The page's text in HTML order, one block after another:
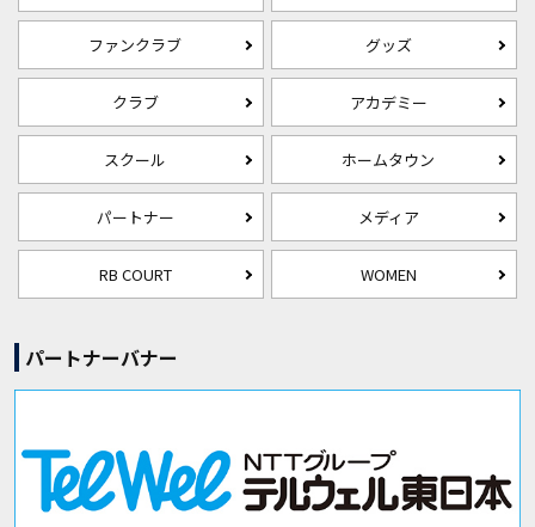
ファンクラブ グッズ
クラブ アカデミー
スクール ホームタウン
パートナー メディア
RB COURT WOMEN
パートナーバナー